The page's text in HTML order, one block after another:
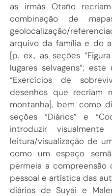
as irmãs Otaño
combinação de
geolocalização/
arquivo da família e do
[p. ex., as seções
lugares selvagens”;
“Exercícios de
desenhos que recriam
montanha], bem como
seções “Diários” e
introduzir
leitura/visualização de
como um espaço
permeia a compreensão
pessoal e artística das
diários de Suyai e